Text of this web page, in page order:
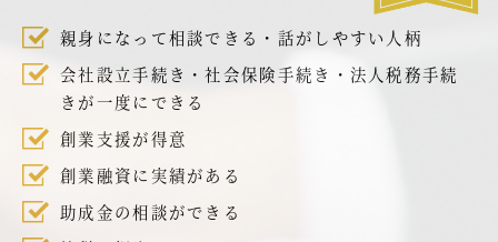
親身になって相談できる・話がしやすい人柄
会社設立手続き・社会保険手続き・法人税務手続
きが一度にできる
創業支援が得意
創業融資に実績がある
助成金の相談ができる